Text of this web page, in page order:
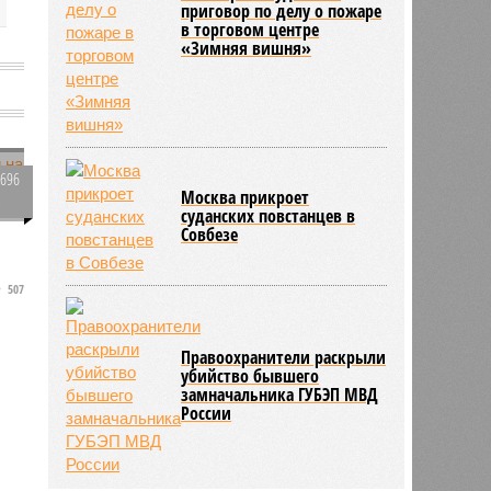
507
приговор по делу о пожаре
в торговом центре
«Зимняя вишня»
Москва прикроет
суданских повстанцев в
Совбезе
Правоохранители раскрыли
убийство бывшего
замначальника ГУБЭП МВД
России